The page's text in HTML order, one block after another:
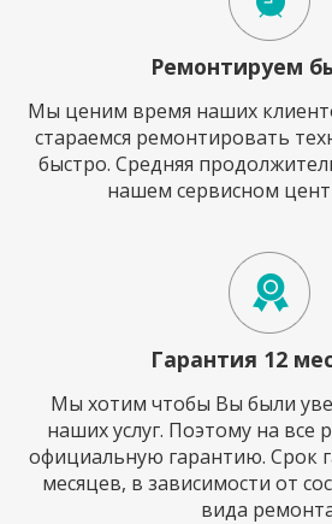
Ремонтируем
Мы ценим время наших
стараемся ремонтировать
быстро. Средняя
нашем сервисном
Гарантия 12
Мы хотим чтобы Вы были
наших услуг. Поэтому на
официальную гарантию. Срок
месяцев, в зависимости от
вида